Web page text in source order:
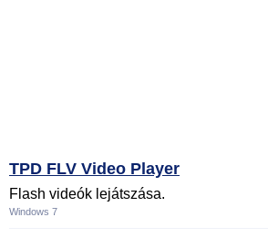
TPD FLV Video Player
Flash videók lejátszása.
Windows 7